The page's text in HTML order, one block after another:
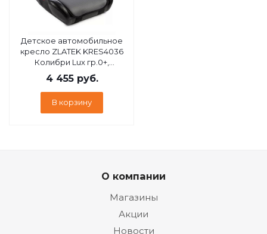
Детское автомобильное
кресло ZLATEK KRES4036
Колибри Lux гр.0+,
св.коричневый
4 455руб.
В корзину
О компании
Магазины
Акции
Новости